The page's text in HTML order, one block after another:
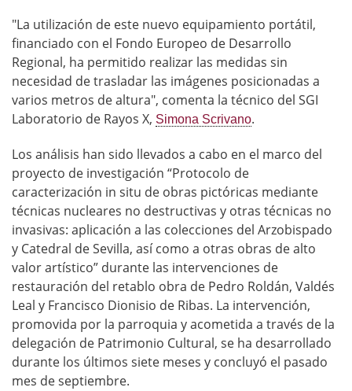
"La utilización de este nuevo equipamiento portátil,
financiado con el Fondo Europeo de Desarrollo
Regional, ha permitido realizar las medidas sin
necesidad de trasladar las imágenes posicionadas a
varios metros de altura", comenta la técnico del SGI
Laboratorio de Rayos X, Simona Scrivano.
Los análisis han sido llevados a cabo en el marco del
proyecto de investigación “Protocolo de
caracterización in situ de obras pictóricas mediante
técnicas nucleares no destructivas y otras técnicas no
invasivas: aplicación a las colecciones del Arzobispado
y Catedral de Sevilla, así como a otras obras de alto
valor artístico” durante las intervenciones de
restauración del retablo obra de Pedro Roldán, Valdés
Leal y Francisco Dionisio de Ribas. La intervención,
promovida por la parroquia y acometida a través de la
delegación de Patrimonio Cultural, se ha desarrollado
durante los últimos siete meses y concluyó el pasado
mes de septiembre.